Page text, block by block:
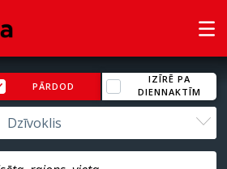
PĀRDOD
IZĪRĒ PA
DIENNAKTĪM
Dzīvoklis